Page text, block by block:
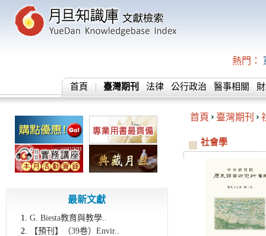
熱門：
首頁 臺灣期刊 法律 公行政治 醫事相關
最新文獻
G. Biesta教育與教學..
【預刊】（39卷）Envir..
首頁 臺灣期刊
社會學